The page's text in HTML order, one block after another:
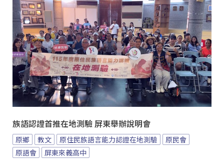
族語認證首推在地測驗 屏東舉辦說明會
原鄉 教文 原住民族語言能力認證在地測驗
原民會
原語會
屏東來義高中